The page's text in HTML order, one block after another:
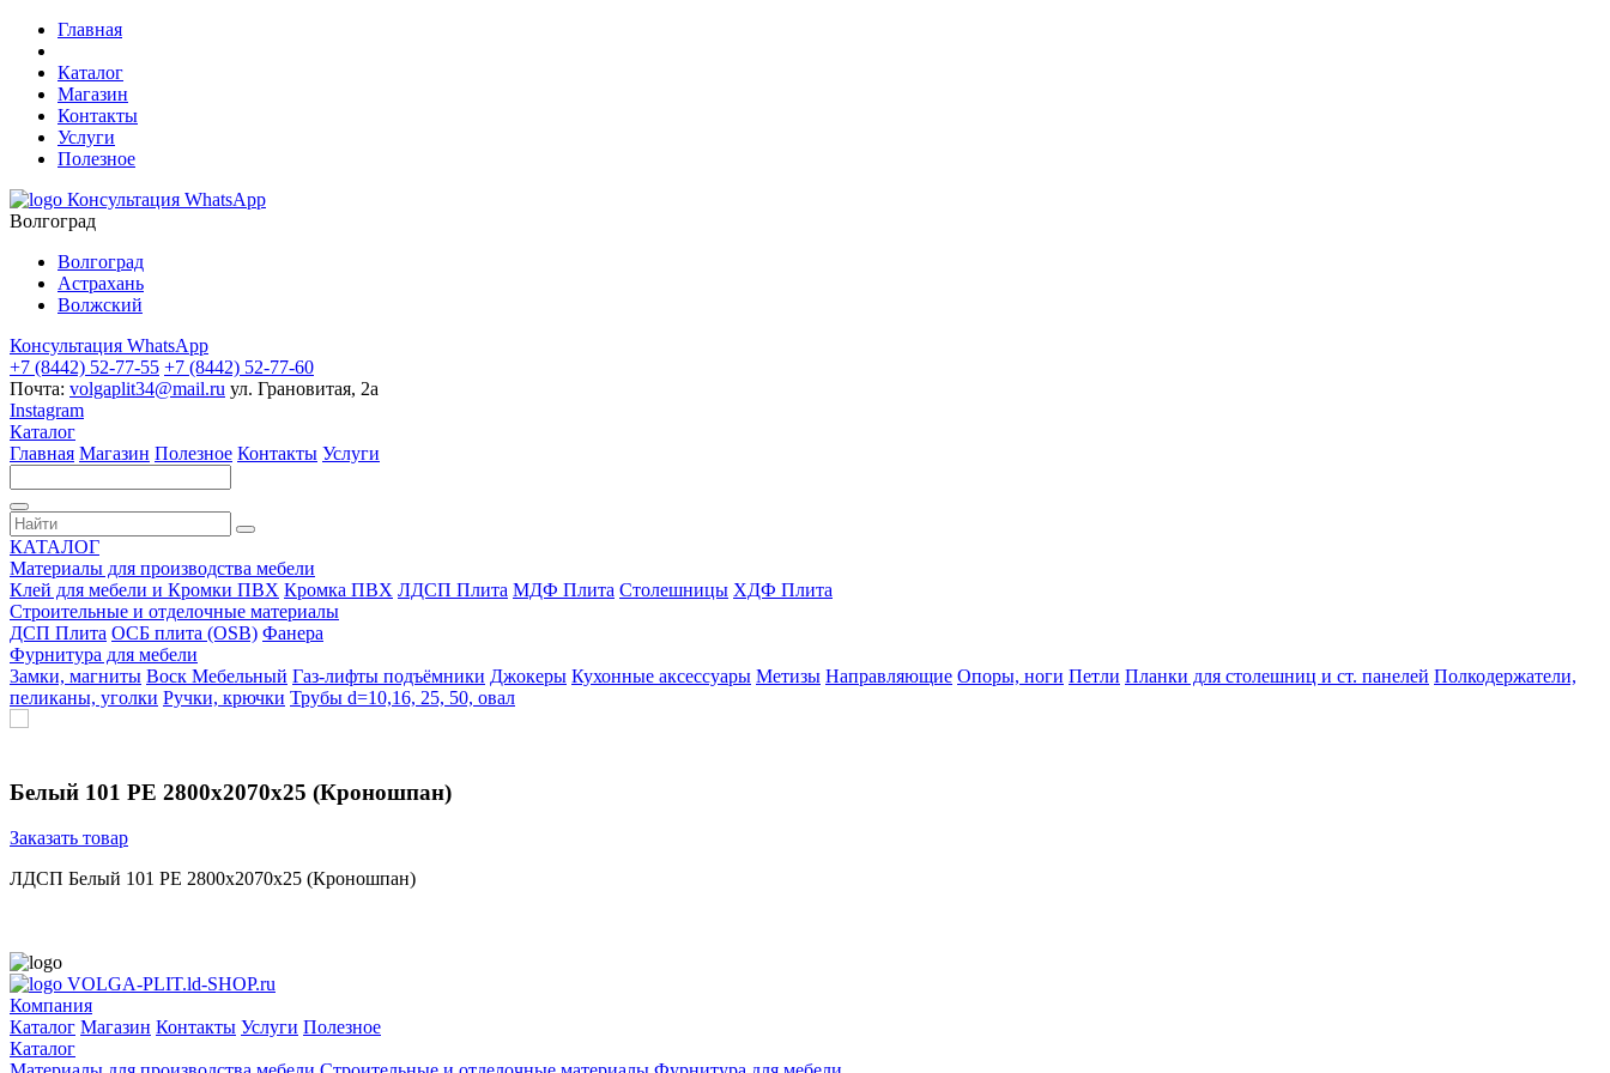
Главная
Каталог
Магазин
Контакты
Услуги
Полезное
Консультация WhatsApp
Волгоград
Волгоград
Астрахань
Волжский
Консультация WhatsApp
+7 (8442) 52-77-55 +7 (8442) 52-77-60
Почта: volgaplit34@mail.ru ул. Грановитая, 2а
Instagram
Каталог
Главная Магазин Полезное Контакты Услуги
КАТАЛОГ
Материалы для производства мебели
Клей для мебели и Кромки ПВХ Кромка ПВХ ЛДСП Плита МДФ Плита Столешницы ХДФ Плита
Строительные и отделочные материалы
ДСП Плита ОСБ плита (OSB) Фанера
Фурнитура для мебели
3амки, магниты Воск Мебельный Газ-лифты подъёмники Джокеры Кухонные аксессуары Метизы Направляющие Опоры, ноги Петли Планки для столешниц и ст. панелей Полкодержатели,
пеликаны, уголки Ручки, крючки Трубы d=10,16, 25, 50, овал
Белый 101 РЕ 2800х2070х25 (Кроношпан)
Заказать товар
ЛДСП Белый 101 РЕ 2800х2070х25 (Кроношпан)
VOLGA-PLIT.ld-SHOP.ru
Компания
Каталог Магазин Контакты Услуги Полезное
Каталог